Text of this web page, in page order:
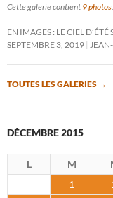
Cette galerie contient 9 photos.
EN IMAGES : LE CIEL
SEPTEMBRE 3, 2019
TOUTES LES GALERIES →
DÉCEMBRE 2015
L M
1